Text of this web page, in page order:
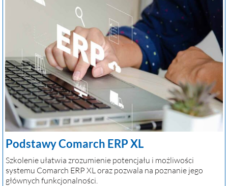
Podstawy Comarch ERP XL
Szkolenie ułatwia zrozumienie potencjału i możliwości
systemu Comarch ERP XL oraz pozwala na poznanie jego
głównych funkcjonalności.